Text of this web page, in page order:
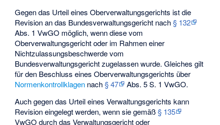
Gegen das Urteil eines Oberverwaltungsgerichts ist die
Revision an das Bundesverwaltungsgericht nach§ 132
Abs. 1 VwGO möglich, wenn diese vom
Oberverwaltungsgericht oder im Rahmen einer
Nichtzulassungsbeschwerde vom
Bundesverwaltungsgericht zugelassen wurde. Gleiches gilt
für den Beschluss eines Oberverwaltungsgerichts über
Normenkontrollklagen nach§ 47
Abs. 5 S. 1 VwGO.
Auch gegen das Urteil eines Verwaltungsgerichts kann
Revision eingelegt werden, wenn sie gemäß§ 135
VwGO durch das Verwaltungsgericht oder